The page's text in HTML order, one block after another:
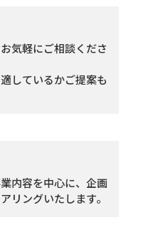
気軽にご相談くださ
しているかご提案も
内容を中心に、企画
リングいたします。